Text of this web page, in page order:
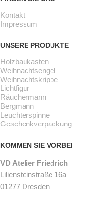
Kontakt
Impressum
UNSERE PRODUKTE
Holzbaukasten
Weihnachtsengel
Weihnachtskrippe
Lichtfigur
Räuchermann
Bergmann
Leuchterspinne
Geschenkverpackung
KOMMEN SIE VORBEI
VD Atelier Friedrich
Liliensteinstraße 16a
01277 Dresden